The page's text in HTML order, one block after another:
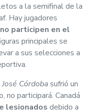
a la semifinal de la
Hay jugadores
no participen en el
principales se
a sus selecciones a
José Córdobasufrió un
no participará. Canadá
lesionados debido a